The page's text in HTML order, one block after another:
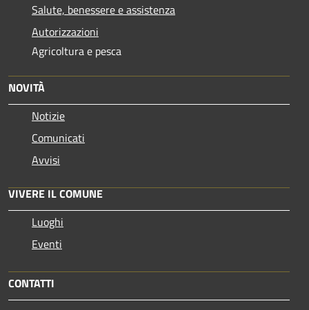
Salute, benessere e assistenza
Autorizzazioni
Agricoltura e pesca
NOVITÀ
Notizie
Comunicati
Avvisi
VIVERE IL COMUNE
Luoghi
Eventi
CONTATTI